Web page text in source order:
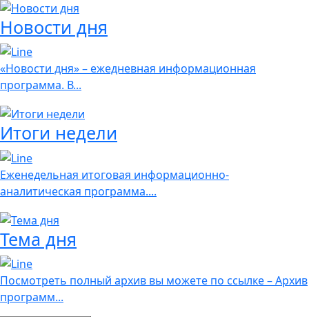
Новости дня
«Новости дня» – ежедневная информационная
программа. В...
Итоги недели
Еженедельная итоговая информационно-
аналитическая программа....
Тема дня
Посмотреть полный архив вы можете по ссылке – Архив
программ...